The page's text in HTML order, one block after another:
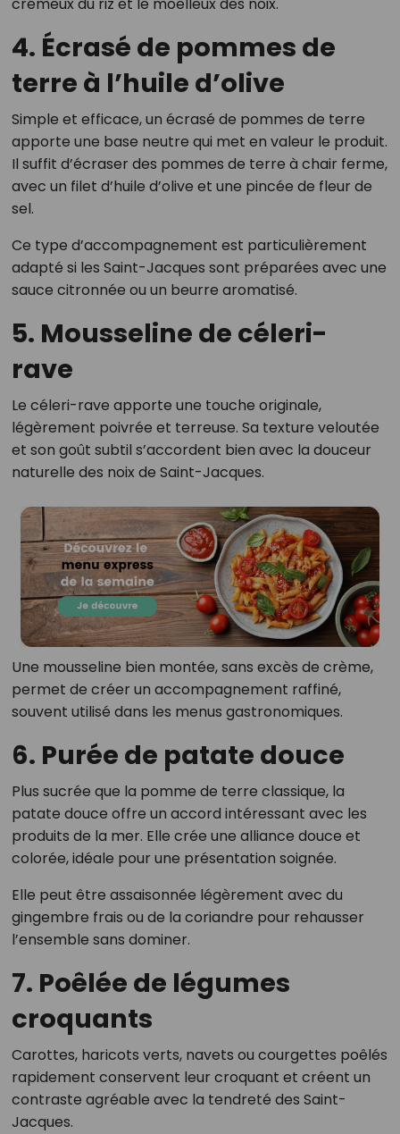
crémeux du riz et le moelleux des noix.
4. Écrasé de pommes de
terre à l’huile d’olive
Simple et efficace, un écrasé de pommes de terre
apporte une base neutre qui met en valeur le produit.
Il suffit d’écraser des pommes de terre à chair ferme,
avec un filet d’huile d’olive et une pincée de fleur de
sel.
Ce type d’accompagnement est particulièrement
adapté si les Saint-Jacques sont préparées avec une
sauce citronnée ou un beurre aromatisé.
5. Mousseline de céleri-
rave
Le céleri-rave apporte une touche originale,
légèrement poivrée et terreuse. Sa texture veloutée
et son goût subtil s’accordent bien avec la douceur
naturelle des noix de Saint-Jacques.
Une mousseline bien montée, sans excès de crème,
permet de créer un accompagnement raffiné,
souvent utilisé dans les menus gastronomiques.
6. Purée de patate douce
Plus sucrée que la pomme de terre classique, la
patate douce offre un accord intéressant avec les
produits de la mer. Elle crée une alliance douce et
colorée, idéale pour une présentation soignée.
Elle peut être assaisonnée légèrement avec du
gingembre frais ou de la coriandre pour rehausser
l’ensemble sans dominer.
7. Poêlée de légumes
croquants
Carottes, haricots verts, navets ou courgettes poêlés
rapidement conservent leur croquant et créent un
contraste agréable avec la tendreté des Saint-
Jacques.